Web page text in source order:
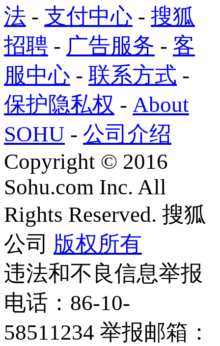
法 - 支付中心 - 搜狐
招聘 - 广告服务 - 客
服中心 - 联系方式 -
保护隐私权 - About
SOHU - 公司介绍
Copyright © 2016
Sohu.com Inc. All
Rights Reserved. 搜狐
公司 版权所有
违法和不良信息举报
电话：86-10-
58511234 举报邮箱：